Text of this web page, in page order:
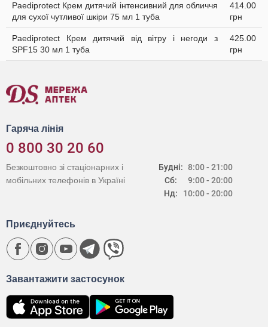
Paediprotect Крем дитячий інтенсивний для обличчя
для сухої чутливої шкіри 75 мл 1 туба
414.00
грн
Paediprotect Крем дитячий від вітру і негоди з
SPF15 30 мл 1 туба
425.00
грн
Гаряча лінія
0 800 30 20 60
Будні:
Сб:
Нд:
8:00 - 21:00
9:00 - 20:00
10:00 - 20:00
Безкоштовно зі стаціонарних і
мобільних телефонів в Україні
Завантажити застосунок
Приєднуйтесь